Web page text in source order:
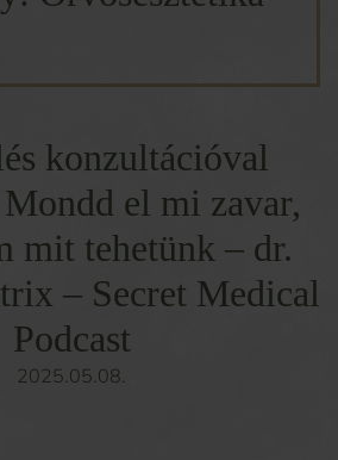
konzultációval
el mi zavar,
mit tehetünk – dr.
– Secret Medical
Podcast
2025.05.08.